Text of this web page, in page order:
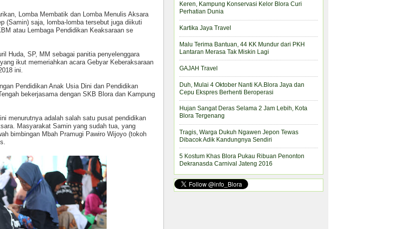
Lomba Membatik dan Lomba Menulis Aksara
(Samin) saja, lomba-lomba tersebut juga diikuti
atau Lembaga Pendidikan Keaksaraan se
Huda, SP, MM sebagai panitia penyelenggara
ikut memeriahkan acara Gebyar Keberaksaraan
ini.
Pendidikan Anak Usia Dini dan Pendidikan
bekerjasama dengan SKB Blora dan Kampung
menurutnya adalah salah satu pusat pendidikan
Masyarakat Samin yang sudah tua, yang
bimbingan Mbah Pramugi Pawiro Wijoyo (tokoh
Keren, Kampung Konservasi Kelor Blora Curi
Perhatian Dunia
Kartika Jaya Travel
Malu Terima Bantuan, 44 KK Mundur dari PKH
Lantaran Merasa Tak Miskin Lagi
GAJAH Travel
Duh, Mulai 4 Oktober Nanti KA.Blora Jaya dan
Cepu Ekspres Berhenti Beroperasi
Hujan Sangat Deras Selama 2 Jam Lebih, Kota
Blora Tergenang
Tragis, Warga Dukuh Ngawen Jepon Tewas
Dibacok Adik Kandungnya Sendiri
5 Kostum Khas Blora Pukau Ribuan Penonton
Dekranasda Carnival Jateng 2016